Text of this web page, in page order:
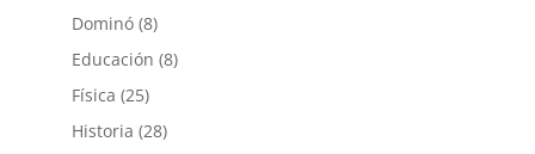
Dominó(8)
Educación (8)
Física (25)
Historia (28)